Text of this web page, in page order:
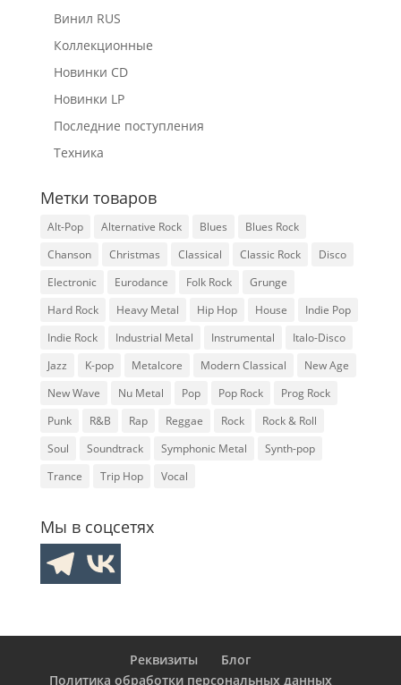
Винил RUS
Коллекционные
Новинки CD
Новинки LP
Последние поступления
Техника
Метки товаров
Alt-Pop Alternative Rock Blues
Blues Rock
Chanson
Christmas Classical Classic Rock
Disco
Electronic
Eurodance Folk Rock
Grunge
Hard Rock
Heavy Metal Hip Hop House
Indie Pop
Indie Rock
Industrial Metal Instrumental
Italo-Disco
Jazz
K-pop Metalcore Modern Classical
New Age
New Wave
Nu Metal Pop Pop Rock
Prog Rock
Punk
R&B Rap Reggae Rock
Rock & Roll
Soul
Soundtrack Symphonic Metal
Synth-pop
Trance
Trip Hop Vocal
Мы в соцсетях
Реквизиты
Блог
Политика обработки персональных данных